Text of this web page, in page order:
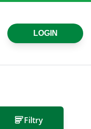
LOGIN
Filtry